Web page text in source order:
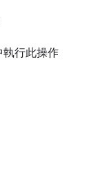
執行此操作